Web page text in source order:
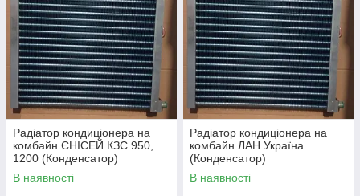
Радіатор кондиціонера на
комбайн ЄНІСЕЙ КЗС 950,
1200 (Конденсатор)
В наявності
Радіатор кондиціонера на
комбайн ЛАН Україна
(Конденсатор)
В наявності